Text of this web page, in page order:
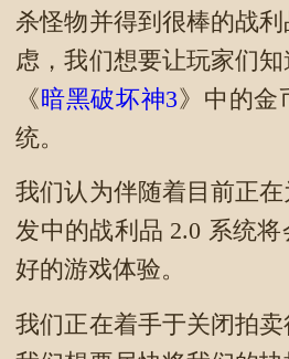
杀怪物并得到很棒的战
虑，我们想要让玩家们
《暗黑破坏神3》中的金
统。
我们认为伴随着目前正
发中的战利品 2.0 系统
好的游戏体验。
我们正在着手于关闭拍